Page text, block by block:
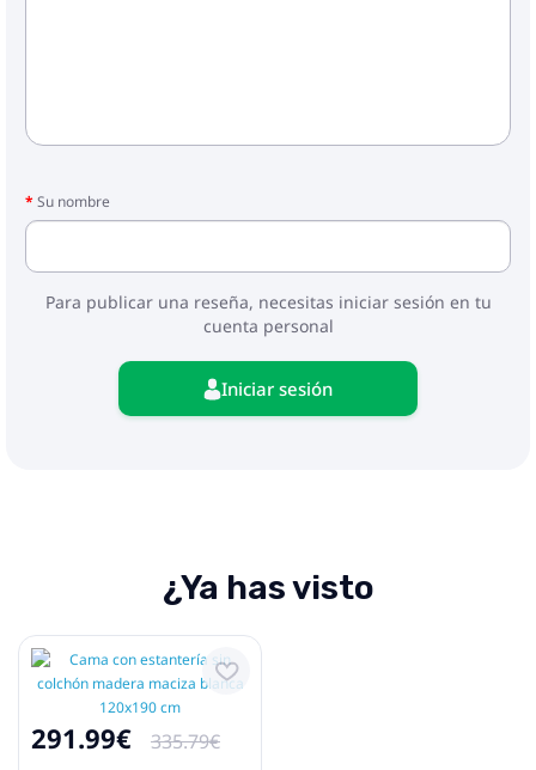
Su nombre
Para publicar una reseña, necesitas iniciar sesión en tu
cuenta personal
Iniciar sesión
¿Ya has visto
291.99€
335.79€